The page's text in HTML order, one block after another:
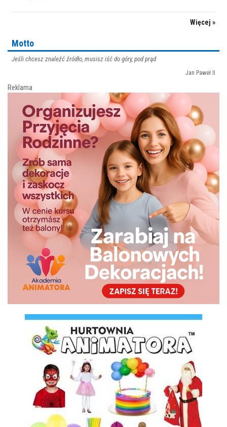
Więcej »
Motto
Jeśli chcesz znaleźć źródło, musisz iść do góry, pod prąd
Jan Paweł II
Reklama